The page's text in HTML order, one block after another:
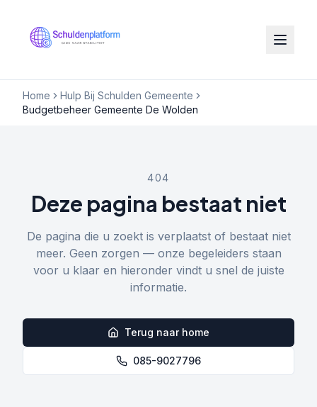
Home
Hulp Bij Schulden Gemeente
Budgetbeheer Gemeente De Wolden
404
Deze pagina bestaat niet
De pagina die u zoekt is verplaatst of bestaat niet
meer. Geen zorgen — onze begeleiders staan
voor u klaar en hieronder vindt u snel de juiste
informatie.
Terug naar home
085-9027796